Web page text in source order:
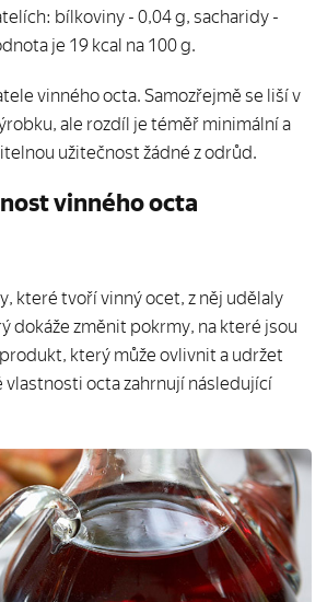
bílkoviny - 0,04 g, sacharidy -
je 19 kcal na 100 g.
vinného octa. Samozřejmě se liší v
ale rozdíl je téměř minimální a
užitečnost žádné z odrůd.
vinného octa
které tvoří vinný ocet, z něj udělaly
dokáže změnit pokrmy, na které jsou
který může ovlivnit a udržet
vlastnosti octa zahrnují následující